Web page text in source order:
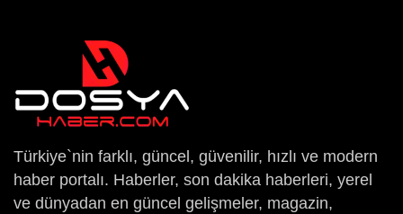
Türkiye`nin farklı, güncel, güvenilir, hızlı ve modern
haber portalı. Haberler, son dakika haberleri, yerel
ve dünyadan en güncel gelişmeler, magazin,